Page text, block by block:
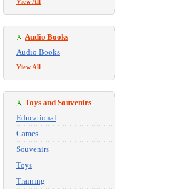
Audio Books
Audio Books
View All
Toys and Souvenirs
Educational
Games
Souvenirs
Toys
Training